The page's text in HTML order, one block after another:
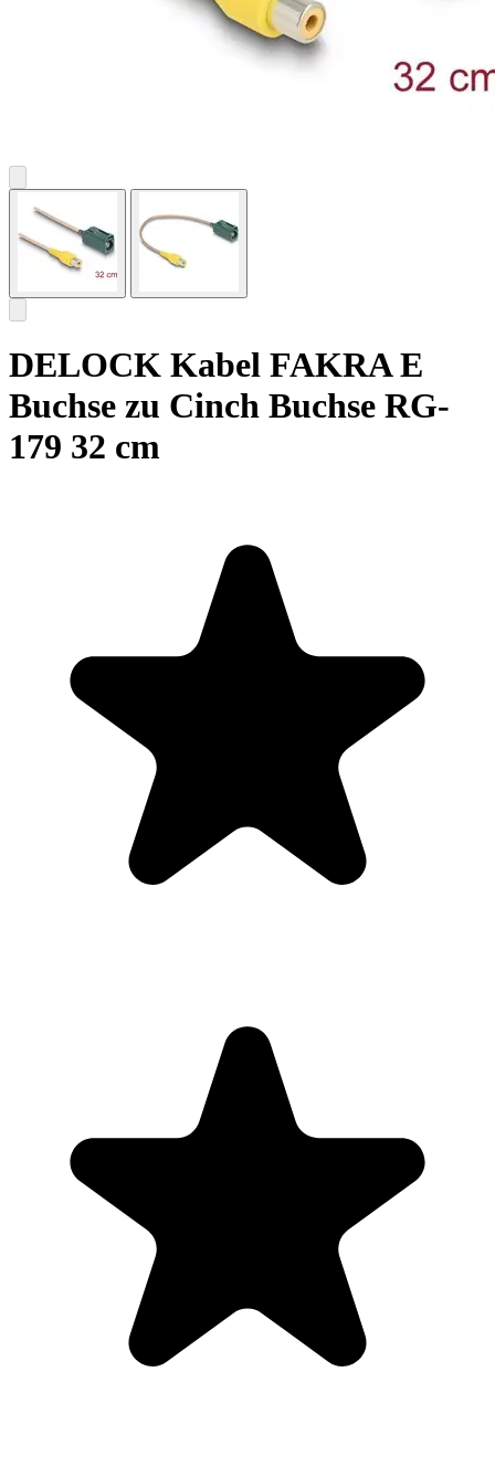
DELOCK Kabel FAKRA E
Buchse zu Cinch Buchse RG-
179 32 cm